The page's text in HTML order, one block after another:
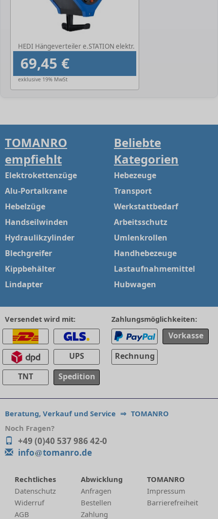
HEDI Hängeverteiler e.STATION elektr.
69,45 €
exklusive 19% MwSt
TOMANRO
empfiehlt
Elektrokettenzüge
Alu-Portalkrane
Hebelzüge
Handseilwinden
Hydraulikzylinder
Blechgreifer
Kippbehälter
Lindapter
Beliebte
Kategorien
Hebezeuge
Transport
Werkstattbedarf
Arbeitsschutz
Umlenkrollen
Handhebezeuge
Lastaufnahmemittel
Hubwagen
Versendet wird mit:
UPS
TNT
Spedition
Zahlungsmöglichkeiten:
Vorkasse
Rechnung
Beratung, Verkauf und Service ⇒ TOMANRO
Noch Fragen?
+49 (0)40 537 986 42-0
info
tomanro.de
Rechtliches
Datenschutz
Widerruf
AGB
Abwicklung
Anfragen
Bestellen
Zahlung
TOMANRO
Impressum
Barrierefreiheit